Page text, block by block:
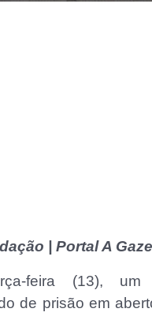
| Portal A
feira (13), um
de prisão em